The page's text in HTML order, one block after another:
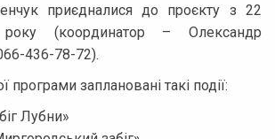
приєдналися до проєкту з 22
(координатор – Олександр
436-78-72).
програми заплановані такі події:
Лубни»